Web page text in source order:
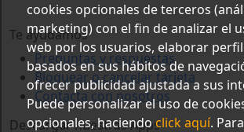
Te ayudamos
Preguntas y respuestas
Bloquear o cancelar tarjeta
Contacta con nosotros
Descargar nuestras Apps
cookies opcionales de terceros
marketing) con el fin de analizar el
web por los usuarios, elaborar
basados en sus hábitos de
ofrecer publicidad ajustada a sus
Puede personalizar el uso de
opcionales, haciendoclick aquí.